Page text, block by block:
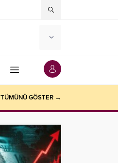
TÜMÜNÜ GÖSTER →